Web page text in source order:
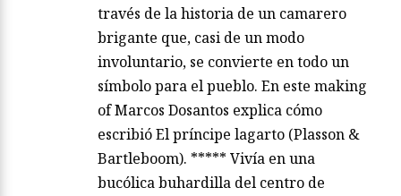
través de la historia de un camarero
brigante que, casi de un modo
involuntario, se convierte en todo un
símbolo para el pueblo. En este making
of Marcos Dosantos explica cómo
escribió El príncipe lagarto (Plasson &
Bartleboom). ***** Vivía en una
bucólica buhardilla del centro de